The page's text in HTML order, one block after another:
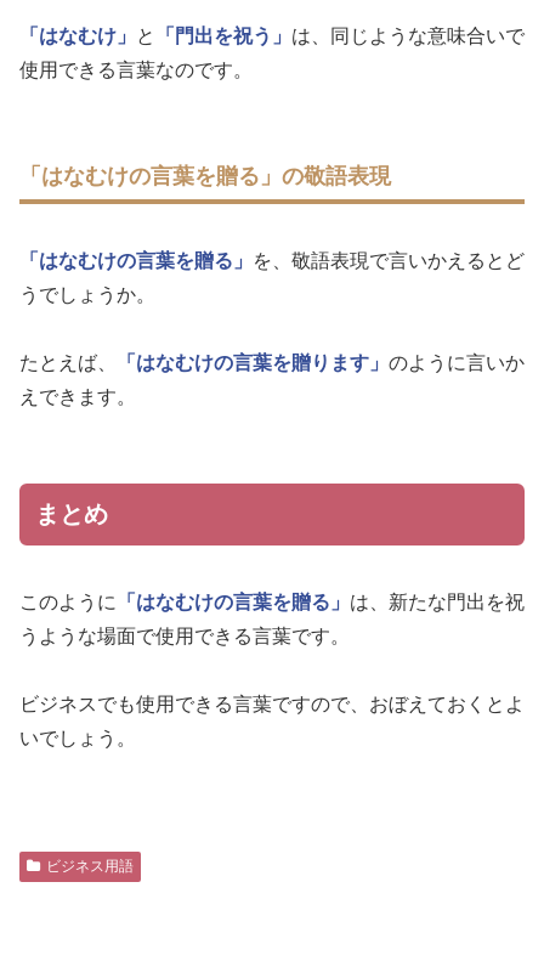
「はなむけ」 と 「門出を祝う」 は、同じような意味合いで
使用できる言葉なのです。
「はなむけの言葉を贈る」の敬語表現
「はなむけの言葉を贈る」
を、敬語表現で言いかえるとど
うでしょうか。
たとえば、 「はなむけの言葉を贈ります」 のように言いか
えできます。
まとめ
このように 「はなむけの言葉を贈る」 は、新たな門出を祝
うような場面で使用できる言葉です。
ビジネスでも使用できる言葉ですので、おぼえておくとよ
いでしょう。
ビジネス用語